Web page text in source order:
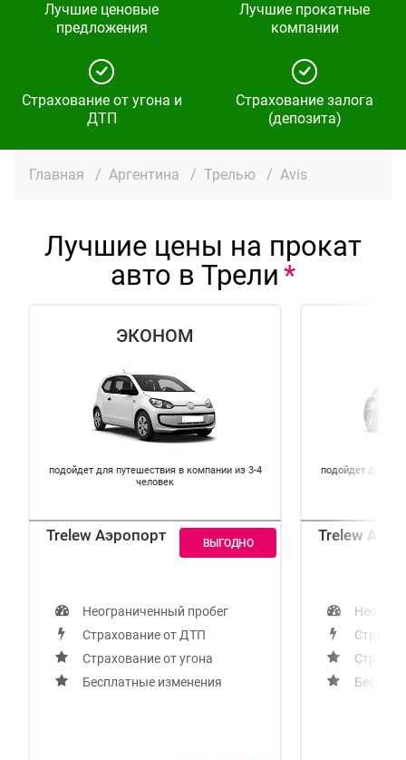
Лучшие ценовые
предложения
Лучшие прокатные
компании
Страхование от угона и
ДТП
Страхование залога
(депозита)
Главная / Аргентина / Трелью / Avis
Лучшие цены на прокат
авто в Трели
ЭКОНОМ
подойдет для путешествия в компании из 3-4
человек
Trelew Аэропорт
Неограниченный пробег
Страхование от ДТП
Страхование от угона
Бесплатные изменения
подойдет для
Trelew